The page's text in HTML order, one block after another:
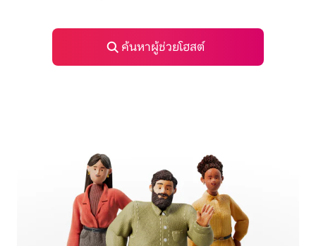
ค้นหาผู้ช่วยโฮสต์